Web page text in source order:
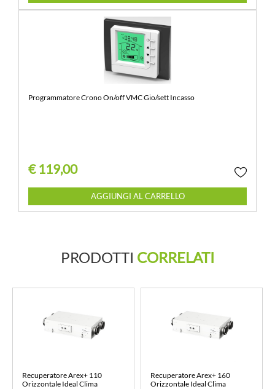
Programmatore Crono On/off VMC Gio/sett Incasso
€ 119,00
Quantità
AGGIUNGI AL CARRELLO
PRODOTTI CORRELATI
Recuperatore Arex+ 110
Orizzontale Ideal Clima
Recuperatore Arex+ 160
Orizzontale Ideal Clima